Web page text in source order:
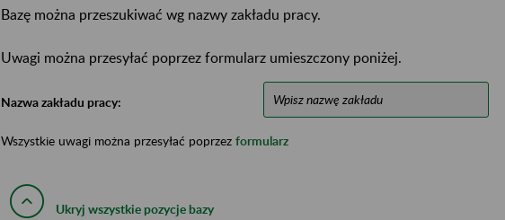
Bazę można przeszukiwać wg nazwy zakładu pracy.
Uwagi można przesyłać poprzez formularz umieszczony poniżej.
Nazwa zakładu pracy:
Wszystkie uwagi można przesyłać poprzez formularz
Ukryj wszystkie pozycje bazy